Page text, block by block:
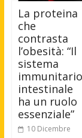
La proteina
che
contrasta
l’obesità: “Il
sistema
immunitario
intestinale
ha un ruolo
essenziale”
10 Dicembre